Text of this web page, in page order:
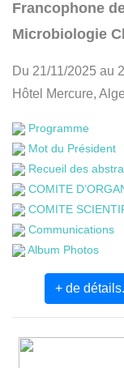
Francophone
Microbiologie
Du 21/11/2025 au
Hôtel Mercure,
Programme
Mot du Président
Recueil des
COMITE
COMITE
Communications
Album Photos
+ de